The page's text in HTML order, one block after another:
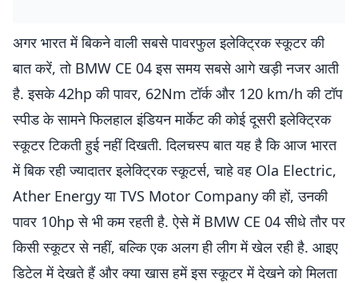
अगर भारत में बिकने वाली सबसे पावरफुल इलेक्ट्रिक स्कूटर की
बात करें, तो BMW CE 04 इस समय सबसे आगे खड़ी नजर आती
है. इसके 42hp की पावर, 62Nm टॉर्क और 120 km/h की टॉप
स्पीड के सामने फिलहाल इंडियन मार्केट की कोई दूसरी इलेक्ट्रिक
स्कूटर टिकती हुई नहीं दिखती. दिलचस्प बात यह है कि आज भारत
में बिक रही ज्यादातर इलेक्ट्रिक स्कूटर्स, चाहे वह Ola Electric,
Ather Energy या TVS Motor Company की हों, उनकी
पावर 10hp से भी कम रहती है. ऐसे में BMW CE 04 सीधे तौर पर
किसी स्कूटर से नहीं, बल्कि एक अलग ही लीग में खेल रही है. आइए
डिटेल में देखते हैं और क्या खास हमें इस स्कूटर में देखने को मिलता